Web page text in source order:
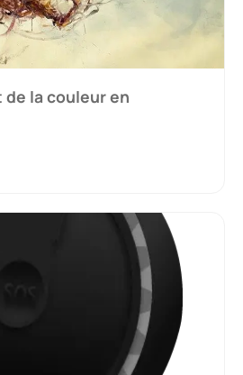
de la couleur en